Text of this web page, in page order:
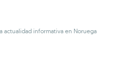
actualidad informativa en Noruega